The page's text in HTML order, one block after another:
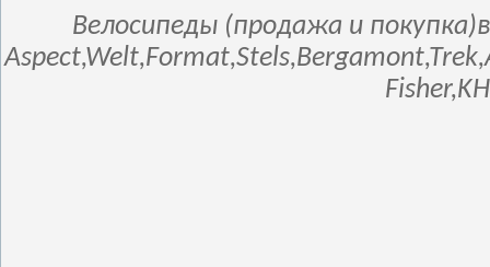
Велосипеды (продажа и